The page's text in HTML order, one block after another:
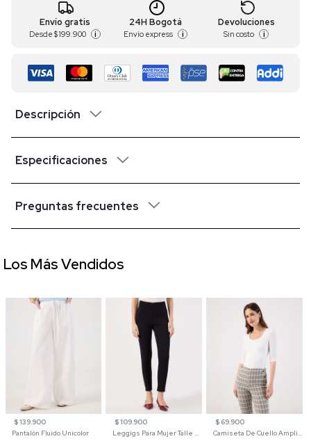
Envío gratis
Desde $ 199.900 i
24H Bogotá
Envío express i
Devoluciones
Sin costo i
Descripción
Especificaciones
Preguntas frecuentes
$ 139.900
Pantalón Fluido Unicolor
$ 109.900
$ 69.900
Los Más Vendidos